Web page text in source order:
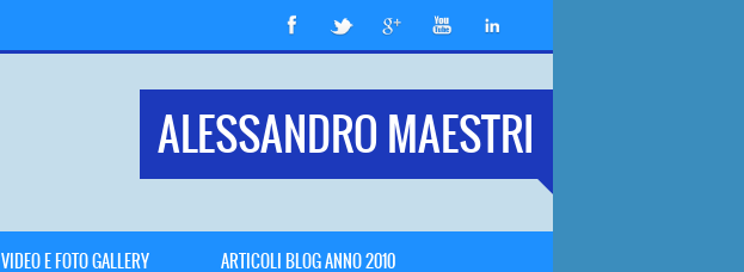
ALESSANDRO MAESTRI
VIDEO E FOTO GALLERY ARTICOLI BLOG ANNO 2010